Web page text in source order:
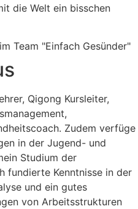
die Welt ein bisschen
Qigong Kursleiter,
Zudem verfüge
in der Jugend- und
Studium der
fundierte Kenntnisse in der
und ein gutes
von Arbeitsstrukturen